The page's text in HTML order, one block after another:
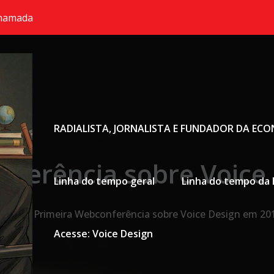
RADIALISTA, JORNALISTA E FUNDADOR DA
Linha do tempo geral Linha do tempo da
Acesse: Voice Design
sobre Voice
Primeira Webconferência sobre Voice Design em